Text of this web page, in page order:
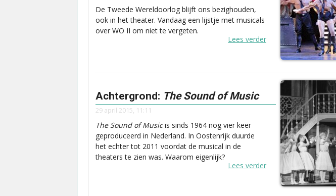
De Tweede Wereldoorlog blijft ons bezighouden,
ook in het theater. Vandaag een lijstje met musicals
over WO II om niet te vergeten.
Lees verder
Achtergrond: The Sound of Music
29 april 2015, 11:11
The Sound of Musicis sinds 1964 nog vier keer
geproduceerd in Nederland. In Oostenrijk duurde
het echter tot 2011 voordat de musical in de
theaters te zien was. Waarom eigenlijk?
Lees verder